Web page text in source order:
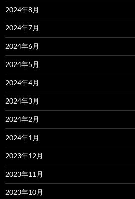
2024年8月
2024年7月
2024年6月
2024年5月
2024年4月
2024年3月
2024年2月
2024年1月
2023年12月
2023年11月
2023年10月